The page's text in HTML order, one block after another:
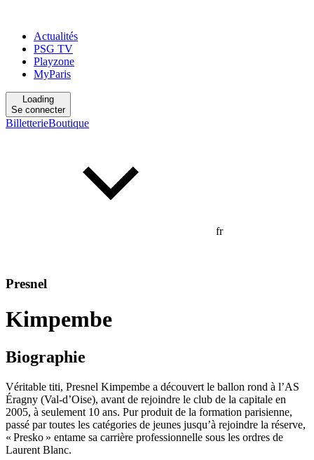
Actualités
PSG TV
Playzone
MyParis
Loading
Se connecter
BilletterieBoutique
fr
Presnel
Kimpembe
Biographie
Véritable titi, Presnel Kimpembe a découvert le ballon rond à l’AS
Éragny (Val-d’Oise), avant de rejoindre le club de la capitale en
2005, à seulement 10 ans. Pur produit de la formation parisienne,
passé par toutes les catégories de jeunes jusqu’à rejoindre la réserve,
« Presko » entame sa carrière professionnelle sous les ordres de
Laurent Blanc.